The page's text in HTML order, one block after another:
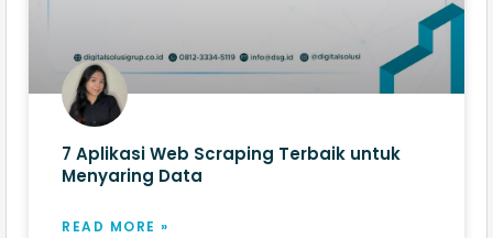
7 Aplikasi Web Scraping​ Terbaik untuk
Menyaring Data
READ MORE »